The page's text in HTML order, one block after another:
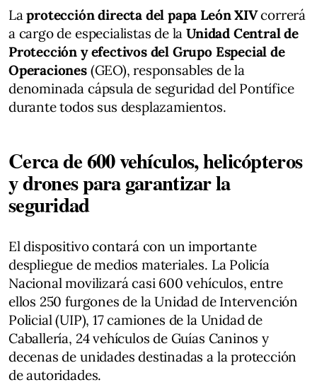
Laprotección directa del papa León XIVcorrerá
a cargo de especialistas de laUnidad Central de
Protección y efectivos del Grupo Especial de
Operaciones(GEO), responsables de la
denominada cápsula de seguridad del Pontífice
durante todos sus desplazamientos.
Cerca de 600 vehículos, helicópteros
y drones para garantizar la
seguridad
El dispositivo contará con un importante
despliegue de medios materiales. La Policía
Nacional movilizará casi 600 vehículos, entre
ellos 250 furgones de la Unidad de Intervención
Policial (UIP), 17 camiones de la Unidad de
Caballería, 24 vehículos de Guías Caninos y
decenas de unidades destinadas a la protección
de autoridades.